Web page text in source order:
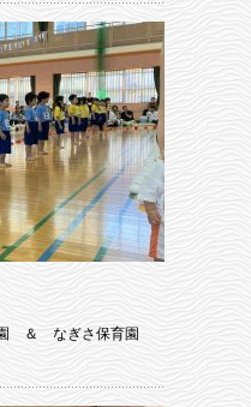
＆ なぎさ保育園